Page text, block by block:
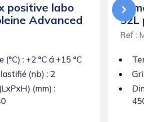
positive labo
Advanced
: +2 °C á +15 °C
(nb) : 2
(mm) :
52L
Ref :